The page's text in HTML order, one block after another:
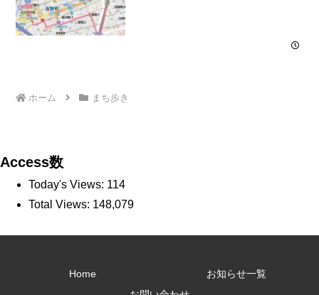
ホーム まち歩き
Access数
Today's Views: 114
Total Views: 148,079
Home
お知らせ一覧